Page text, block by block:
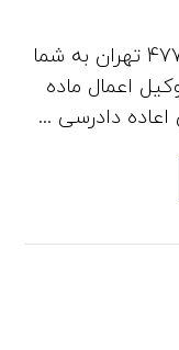
بامعرفی بهترین وکیل اعمال ماده 477 تهران به شما
اعمال ماده